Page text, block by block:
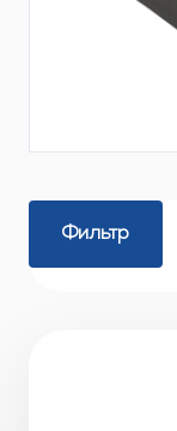
Фильтр